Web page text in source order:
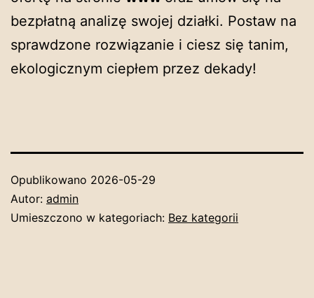
bezpłatną analizę swojej działki. Postaw na
sprawdzone rozwiązanie i ciesz się tanim,
ekologicznym ciepłem przez dekady!
Opublikowano 2026-05-29
Autor: admin
Umieszczono w kategoriach: Bez kategorii